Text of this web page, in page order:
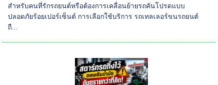
สำหรับคนที่รักรถยนต์หรือต้องการเคลื่อนย้ายรถคันโปรดแบบ
ปลอดภัยร้อยเปอร์เซ็นต์ การเลือกใช้บริการ รถเทลเลอร์ขนรถยนต์
ถื...